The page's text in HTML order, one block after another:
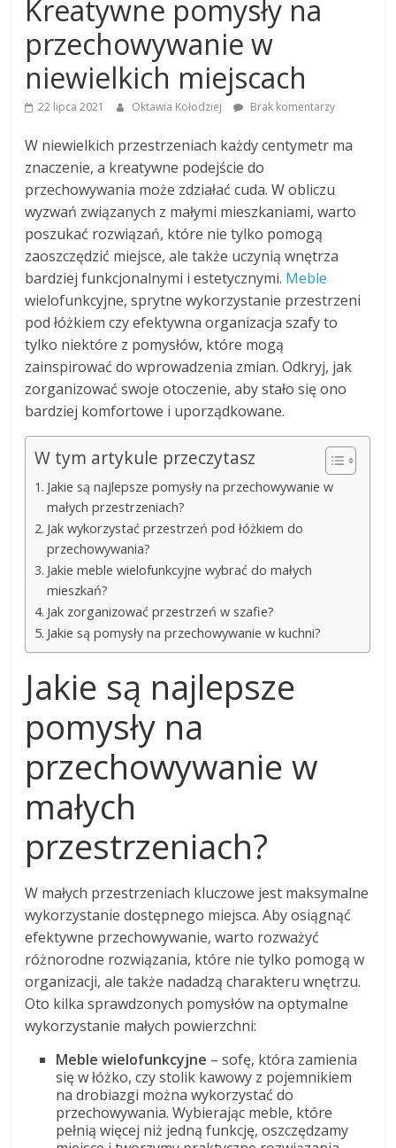
Kreatywne pomysły na
przechowywanie w
niewielkich miejscach
22 lipca 2021 Oktawia Kołodziej Brak komentarzy
W niewielkich przestrzeniach każdy centymetr ma
znaczenie, a kreatywne podejście do
przechowywania może zdziałać cuda. W obliczu
wyzwań związanych z małymi mieszkaniami, warto
poszukać rozwiązań, które nie tylko pomogą
zaoszczędzić miejsce, ale także uczynią wnętrza
bardziej funkcjonalnymi i estetycznymi. Meble
wielofunkcyjne, sprytne wykorzystanie przestrzeni
pod łóżkiem czy efektywna organizacja szafy to
tylko niektóre z pomysłów, które mogą
zainspirować do wprowadzenia zmian. Odkryj, jak
zorganizować swoje otoczenie, aby stało się ono
bardziej komfortowe i uporządkowane.
W tym artykule przeczytasz
Jakie są najlepsze pomysły na przechowywanie w
małych przestrzeniach?
Jak wykorzystać przestrzeń pod łóżkiem do
przechowywania?
Jakie meble wielofunkcyjne wybrać do małych
mieszkań?
Jak zorganizować przestrzeń w szafie?
Jakie są pomysły na przechowywanie w kuchni?
Jakie są najlepsze
pomysły na
przechowywanie w
małych
przestrzeniach?
W małych przestrzeniach kluczowe jest maksymalne
wykorzystanie dostępnego miejsca. Aby osiągnąć
efektywne przechowywanie, warto rozważyć
różnorodne rozwiązania, które nie tylko pomogą w
organizacji, ale także nadadzą charakteru wnętrzu.
Oto kilka sprawdzonych pomysłów na optymalne
wykorzystanie małych powierzchni:
Meble wielofunkcyjne – sofę, która zamienia
się w łóżko, czy stolik kawowy z pojemnikiem
na drobiazgi można wykorzystać do
przechowywania. Wybierając meble, które
pełnią więcej niż jedną funkcję, oszczędzamy